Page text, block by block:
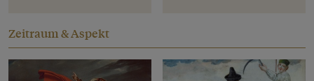
Zeitraum & Aspekt